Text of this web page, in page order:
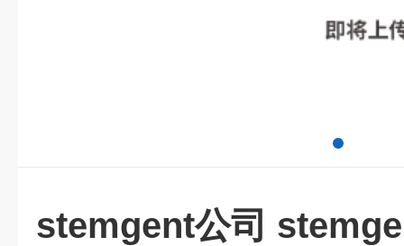
stemgent公司